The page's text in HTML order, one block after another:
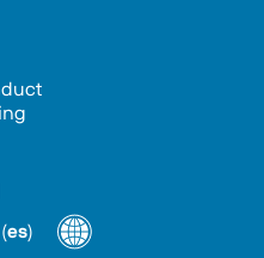
(es)